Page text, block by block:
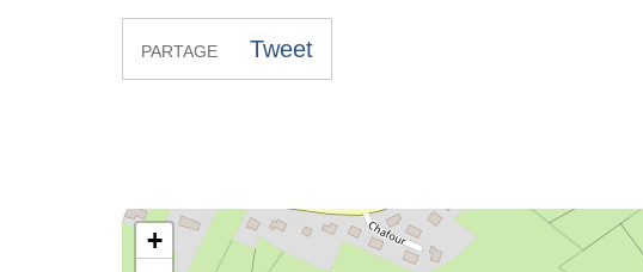
PARTAGE Tweet
Commission des jeunes du RCS Jalhay
+